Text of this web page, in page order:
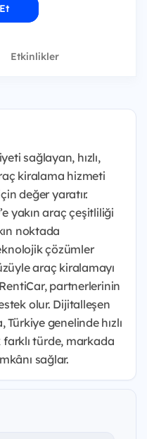
Etkinlikler
sağlayan, hızlı,
kiralama hizmeti
değer yaratır.
yakın araç çeşitliliği
noktada
çözümler
araç kiralamayı
partnerlerinin
olur. Dijitalleşen
genelinde hızlı
türde, markada
sağlar.